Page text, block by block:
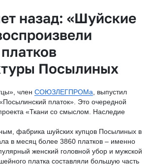
назад: «Шуйские
Посылиных
член СОЮЗЛЕГПРОМа , выпустил
платок». Это очередной
«Ткани со смыслом. Наследие
фабрика шуйских купцов Посылиных в
в месяц более 3860 платков – именно
женский головной убор и мужской
платка составляли большую часть